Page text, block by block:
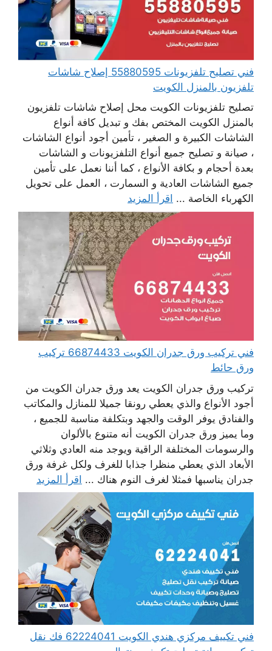
فني تصليح تلفزيونات 55880595 إصلاح شاشات
تلفزيون بالمنزل الكويت
تصليح تلفزيونات الكويت محل إصلاح شاشات تلفزيون
بالمنزل الكويت المختص بفك و تبديل كافة أنواع
الشاشات الكبيرة و الصغير ، تأمين أجود أنواع الشاشات
، صيانة و تصليح جميع أنواع التلفزيونات و الشاشات
بعدة أحجام و بكافة الأنواع ، كما أننا نعمل على تأمين
جميع الشاشات العادية و السمارت ، العمل على تحويل
الكهرباء الخاصة ... اقرأ المزيد
فني تركيب ورق جدران الكويت 66874433 تركيب
ورق حائط
تركيب ورق جدران الكويت يعد ورق جدران الكويت من
أجود الأنواع والذي يعطي رونقا جميلا للمنازل والمكاتب
والفنادق يوفر الوقت والجهد وبتكلفة مناسبة للجميع ،
وما يميز ورق جدران الكويت أنه متنوع بالألوان
والرسومات المختلفة الراقية ويوجد منه العادي وثلاثي
الأبعاد الذي يعطي منظرا جذابا للغرف ولكل غرفة ورق
جدران يناسبها فمثلا لغرف النوم هناك ... اقرأ المزيد
فني تكييف مركزي هندي الكويت 62224041 فك نقل